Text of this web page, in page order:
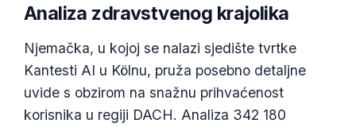
Analiza zdravstvenog krajolika
Njemačka, u kojoj se nalazi sjedište tvrtke
Kantesti AI u Kölnu, pruža posebno detaljne
uvide s obzirom na snažnu prihvaćenost
korisnika u regiji DACH. Analiza 342 180